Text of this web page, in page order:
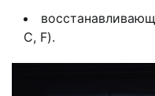
С, F).